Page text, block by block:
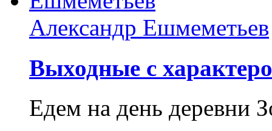
Александр Ешмеметьев
Выходные с
Едем на день деревни